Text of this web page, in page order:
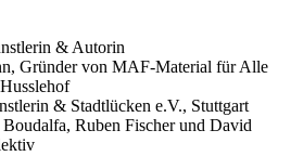
& Autorin
Gründer von MAF-Material für Alle
& Stadtlücken e.V., Stuttgart
Ruben Fischer und David